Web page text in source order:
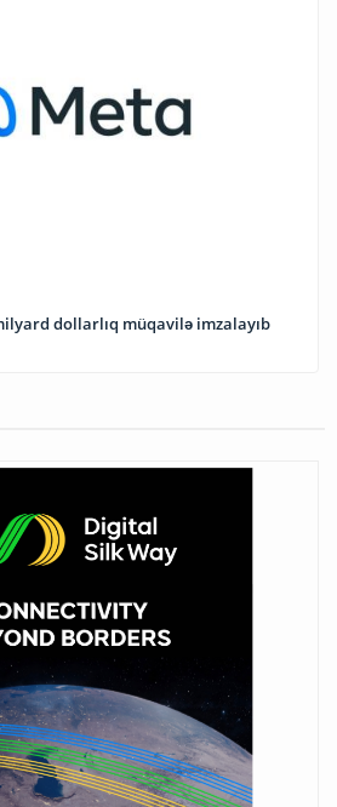
dollarlıq müqavilə imzalayıb